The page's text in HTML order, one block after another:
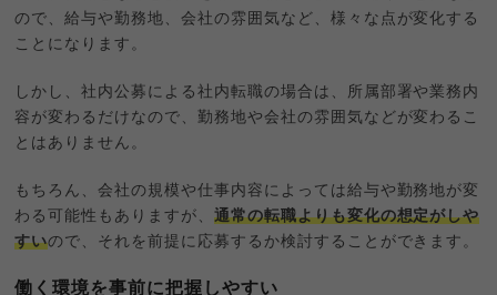
ので、給与や勤務地、会社の雰囲気など、様々な点が変化する
ことになります。
しかし、社内公募による社内転職の場合は、所属部署や業務内
容が変わるだけなので、勤務地や会社の雰囲気などが変わるこ
とはありません。
もちろん、会社の規模や仕事内容によっては給与や勤務地が変
わる可能性もありますが、 通常の転職よりも変化の想定がしや
すいので、それを前提に応募するか検討することができます。
働く環境を事前に把握しやすい